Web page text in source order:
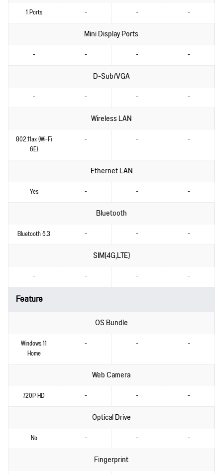
1 Ports - - -
Mini Display Ports
- - - -
D-Sub/VGA
- - - -
Wireless LAN
802.11ax (Wi-Fi
6E)
- - -
Ethernet LAN
Yes - - -
Bluetooth
Bluetooth 5.3 - - -
SIM(4G,LTE)
- - - -
Feature
OS Bundle
Windows 11
Home
- - -
Web Camera
720P HD - - -
Optical Drive
No - - -
Fingerprint